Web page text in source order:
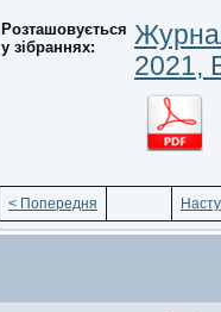
Розташовується
у зібраннях:
2021,
< Попередня